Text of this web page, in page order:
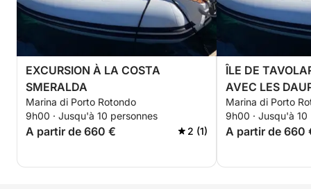
EXCURSION À LA COSTA
SMERALDA
Marina di Porto Rotondo
9h00 · Jusqu'à 10 personnes
A partir de 660 € 2 (1)
ÎLE DE
AVEC LES
Marina di Porto
9h00 · Jusqu'à 10
A partir de 660